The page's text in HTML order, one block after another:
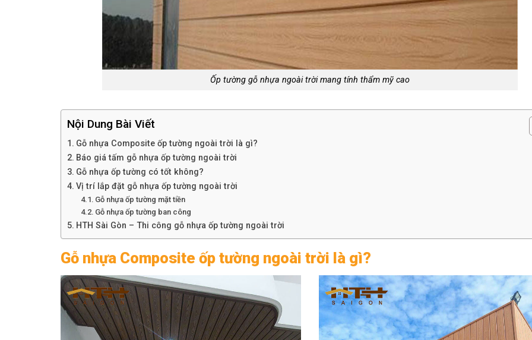
Ốp tường gỗ nhựa ngoài trời mang tính thẩm mỹ cao
Nội Dung Bài Viết
Gỗ nhựa Composite ốp tường ngoài trời là gì?
Báo giá tấm gỗ nhựa ốp tường ngoài trời
Gỗ nhựa ốp tường có tốt không?
Vị trí lắp đặt gỗ nhựa ốp tường ngoài trời
Gỗ nhựa ốp tường mặt tiền
Gỗ nhựa ốp tường ban công
HTH Sài Gòn – Thi công gỗ nhựa ốp tường ngoài trời
Gỗ nhựa Composite ốp tường ngoài trời là gì?